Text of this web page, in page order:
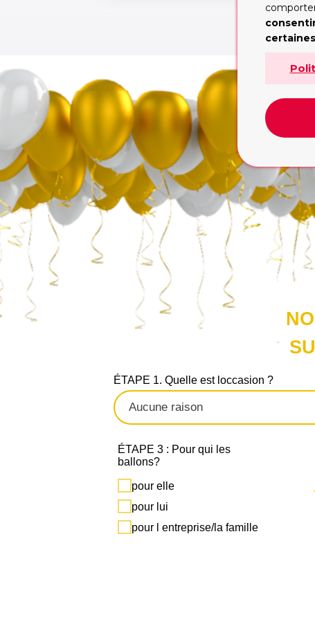
ÉTAPE 1. Quelle est loccasion ?
ÉTAPE 3 : Pour qui les
ballons?
pour elle
pour lui
pour l entreprise/la famille